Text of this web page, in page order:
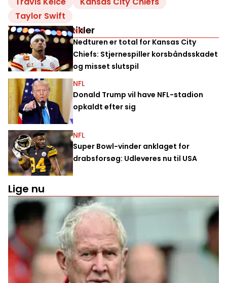
Taylor Swift
Relaterede artikler
NFL
Nedturen er total for Kansas City
Chiefs: Stjernespiller korsbåndsskadet
og misset slutspil
NFL
Donald Trump vil have NFL-stadion
opkaldt efter sig
NFL
Super Bowl-vinder anklaget for
drabsforsøg: Udleveres nu til USA
Lige nu